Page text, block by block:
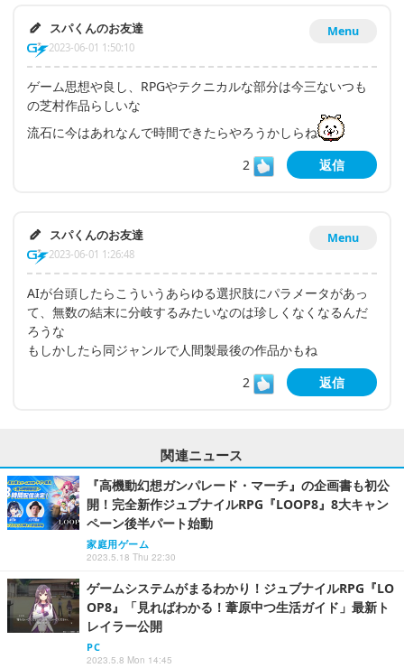
Menu
スパくんのお友達
2023-06-01 1:50:10
ゲーム思想や良し、RPGやテクニカルな部分は今三ないつも
の芝村作品らしいな
流石に今はあれなんで時間できたらやろうかしらね
2
返信
Menu
スパくんのお友達
2023-06-01 1:26:48
AIが台頭したらこういうあらゆる選択肢にパラメータがあっ
て、無数の結末に分岐するみたいなのは珍しくなくなるんだ
ろうな
もしかしたら同ジャンルで人間製最後の作品かもね
2
返信
関連ニュース
『高機動幻想ガンパレード・マーチ』の企画書も初公
開！完全新作ジュブナイルRPG『LOOP8』8大キャン
ペーン後半パート始動
家庭用ゲーム
2023.5.18 Thu 22:30
ゲームシステムがまるわかり！ジュブナイルRPG『LO
OP8』「見ればわかる！葦原中つ生活ガイド」最新ト
レイラー公開
PC
2023.5.8 Mon 14:45